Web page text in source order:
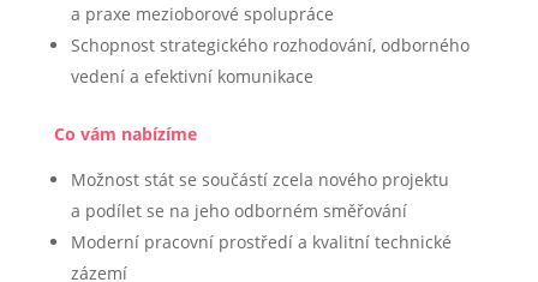
a praxe mezioborové spolupráce
Schopnost strategického rozhodování, odborného
vedení a efektivní komunikace
Co vám nabízíme
Možnost stát se součástí zcela nového projektu
a podílet se na jeho odborném směřování
Moderní pracovní prostředí a kvalitní technické
zázemí